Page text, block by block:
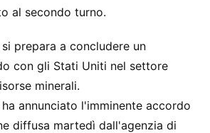
al secondo turno.
prepara a concludere un
con gli Stati Uniti nel settore
minerali.
annunciato l'imminente accordo
diffusa martedì dall'agenzia di